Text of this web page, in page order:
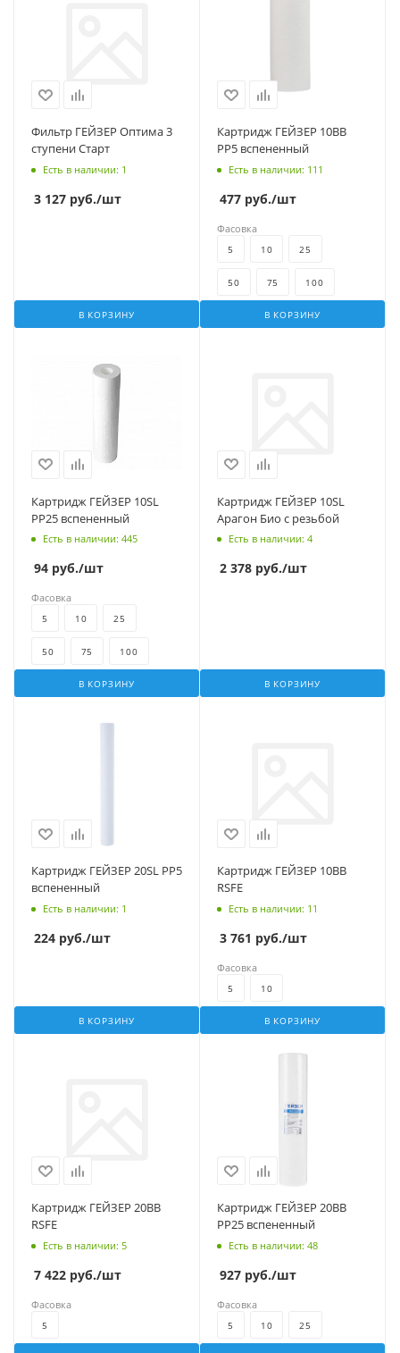
Фильтр ГЕЙЗЕР Оптима 3
ступени Старт
Есть в наличии: 1
3 127 руб./шт
В КОРЗИНУ
Картридж ГЕЙЗЕР 10BB
PP5 вспененный
Есть в наличии: 111
477 руб./шт
В КОРЗИНУ
Фасовка
5 10 25
50 75 100
Картридж ГЕЙЗЕР 10SL
PP25 вспененный
Есть в наличии: 445
94 руб./шт
В КОРЗИНУ
Фасовка
5 10 25
50 75 100
Картридж ГЕЙЗЕР 10SL
Арагон Био с резьбой
Есть в наличии: 4
2 378 руб./шт
В КОРЗИНУ
Картридж ГЕЙЗЕР 20SL PP5
вспененный
Есть в наличии: 1
224 руб./шт
В КОРЗИНУ
Картридж ГЕЙЗЕР 10BB
RSFE
Есть в наличии: 11
3 761 руб./шт
В КОРЗИНУ
Фасовка
5 10
Картридж ГЕЙЗЕР 20BB
RSFE
Есть в наличии: 5
7 422 руб./шт
Фасовка
5
Картридж ГЕЙЗЕР 20BB
PP25 вспененный
Есть в наличии: 48
927 руб./шт
Фасовка
5 10 25